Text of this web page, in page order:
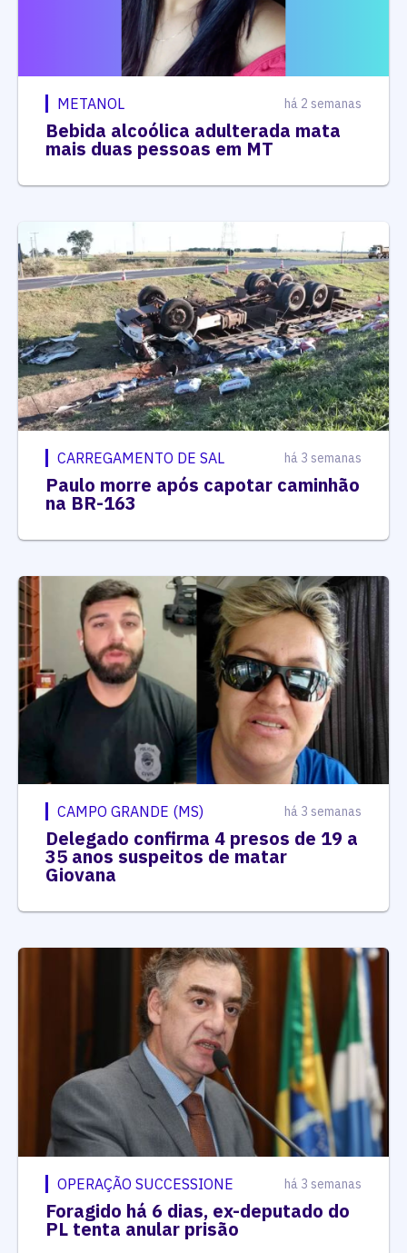
METANOL há 2 semanas
Bebida alcoólica adulterada mata
mais duas pessoas em MT
CARREGAMENTO DE SAL há 3 semanas
Paulo morre após capotar caminhão
na BR-163
CAMPO GRANDE (MS) há 3 semanas
Delegado confirma 4 presos de 19 a
35 anos suspeitos de matar
Giovana
OPERAÇÃO SUCCESSIONE há 3 semanas
Foragido há 6 dias, ex-deputado do
PL tenta anular prisão